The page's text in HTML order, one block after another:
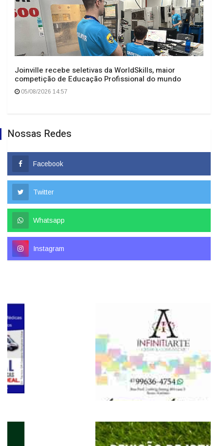
Joinville recebe seletivas da WorldSkills, maior
competição de Educação Profissional do mundo
05/08/2026 14:57
Nossas Redes
Facebook
Twitter
Whatsapp
Instagram